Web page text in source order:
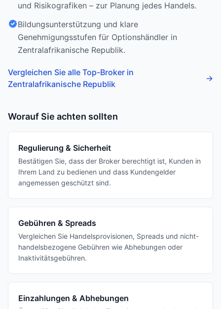
und Risikografiken – zur Planung jedes Handels.
Bildungsunterstützung und klare
Genehmigungsstufen für Optionshändler in
Zentralafrikanische Republik.
Vergleichen Sie alle Top-Broker in
Zentralafrikanische Republik
→
Worauf Sie achten sollten
Regulierung & Sicherheit
Bestätigen Sie, dass der Broker berechtigt ist, Kunden in
Ihrem Land zu bedienen und dass Kundengelder
angemessen geschützt sind.
Gebühren & Spreads
Vergleichen Sie Handelsprovisionen, Spreads und nicht-
handelsbezogene Gebühren wie Abhebungen oder
Inaktivitätsgebühren.
Einzahlungen & Abhebungen